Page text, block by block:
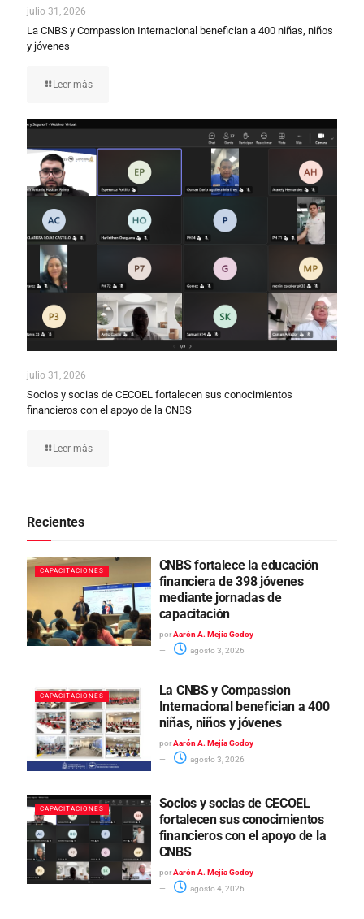
julio 31, 2026
La CNBS y Compassion Internacional benefician a 400 niñas, niños
y jóvenes
Leer más
julio 31, 2026
Socios y socias de CECOEL fortalecen sus conocimientos
financieros con el apoyo de la CNBS
Leer más
Recientes
CAPACITACIONES
CNBS fortalece la educación
financiera de 398 jóvenes
mediante jornadas de
capacitación
por Aarón A. Mejía Godoy
agosto 3, 2026
CAPACITACIONES
La CNBS y Compassion
Internacional benefician a 400
niñas, niños y jóvenes
por Aarón A. Mejía Godoy
agosto 3, 2026
CAPACITACIONES
Socios y socias de CECOEL
fortalecen sus conocimientos
financieros con el apoyo de la
CNBS
por Aarón A. Mejía Godoy
agosto 4, 2026